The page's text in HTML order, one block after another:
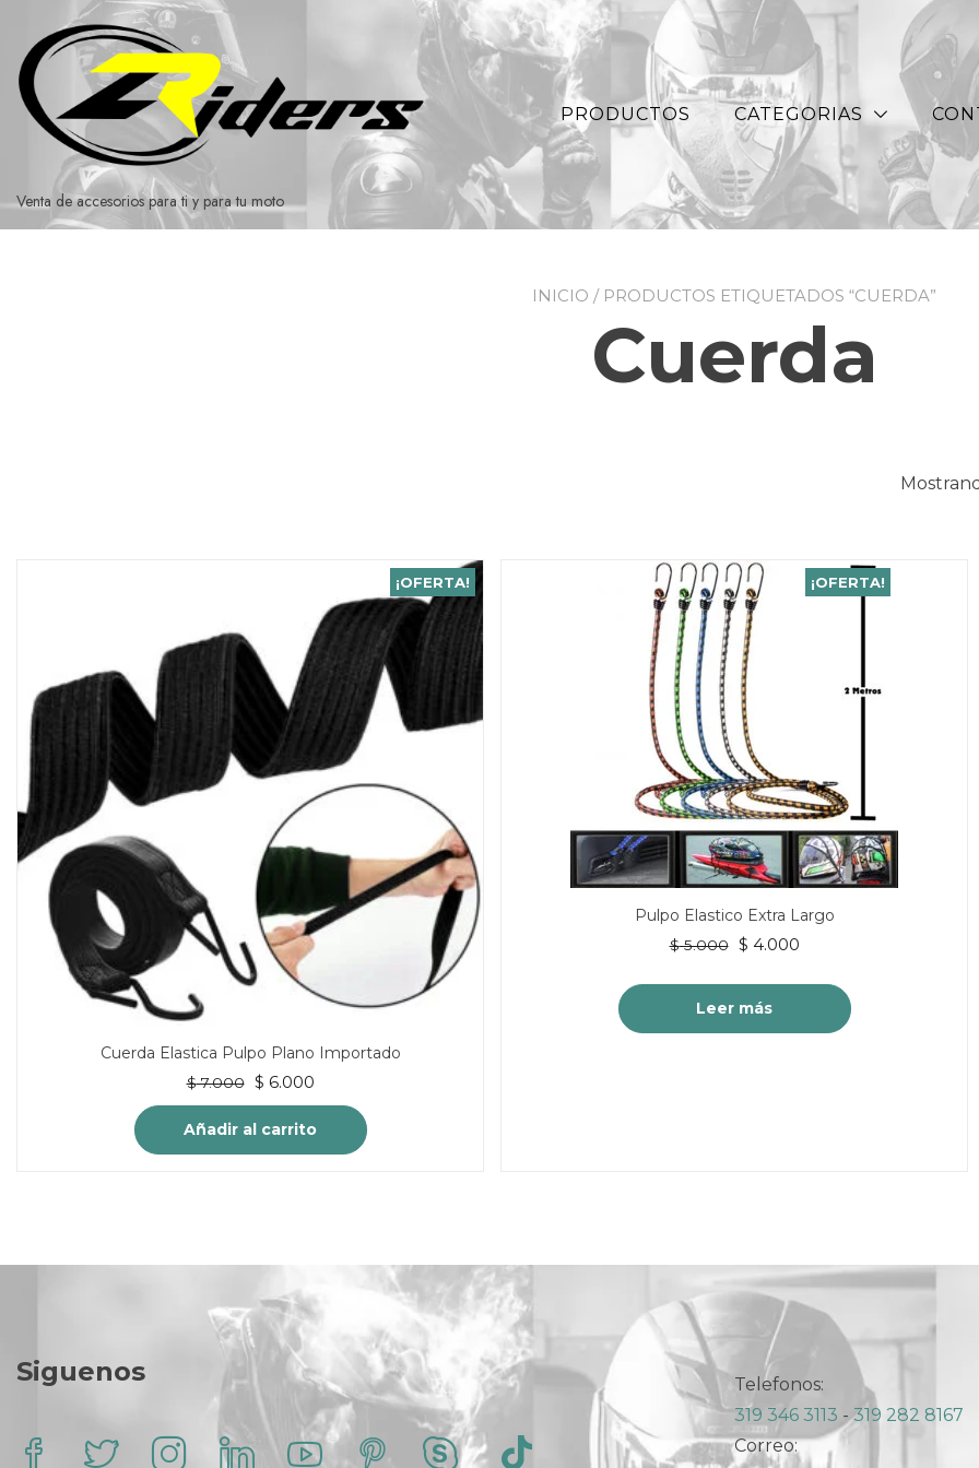
contenido
Venta de accesorios para ti y para tu moto
PRODUCTOS CATEGORIAS
INICIO / PRODUCTOS ETIQUETADOS “CUERDA”
Cuerda
¡OFERTA!
Cuerda Elastica Pulpo Plano Importado
$7.000
El
precio
original
era:
$ 6.000El
precio
actual
es:
Añadir al carrito
¡OFERTA!
Pulpo Elastico Extra Largo
$5.000
El
original
era:
$ 5.000.
$ 4.000El
actual
$ 4.000.
Leer más
Siguenos
Telefonos:
319 346 3113 -319 282 8167
Correo: